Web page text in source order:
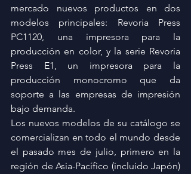
mercado nuevos productos en dos
modelos principales: Revoria Press
PC1120, una impresora para la
producción en color, y la serie Revoria
Press E1, un impresora para la
producción monocromo que da
soporte a las empresas de impresión
bajo demanda.
Los nuevos modelos de su catálogo se
comercializan en todo el mundo desde
el pasado mes de julio, primero en la
región de Asia-Pacífico (incluido Japón)